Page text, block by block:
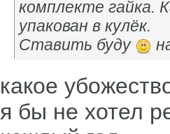
комплекте гайка.
упакован в кулёк.
Ставить буду
какое
я бы не хотел